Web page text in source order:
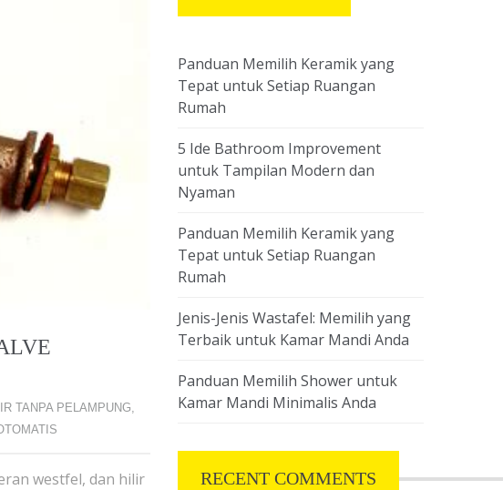
TANPA PELAMPUNG
westfel, dan hilir
Panduan Memilih Keramik yang
Tepat untuk Setiap Ruangan
Rumah
5 Ide Bathroom Improvement
untuk Tampilan Modern dan
Nyaman
Panduan Memilih Keramik yang
Tepat untuk Setiap Ruangan
Rumah
Jenis-Jenis Wastafel: Memilih yang
Terbaik untuk Kamar Mandi Anda
Panduan Memilih Shower untuk
Kamar Mandi Minimalis Anda
RECENT COMMENTS